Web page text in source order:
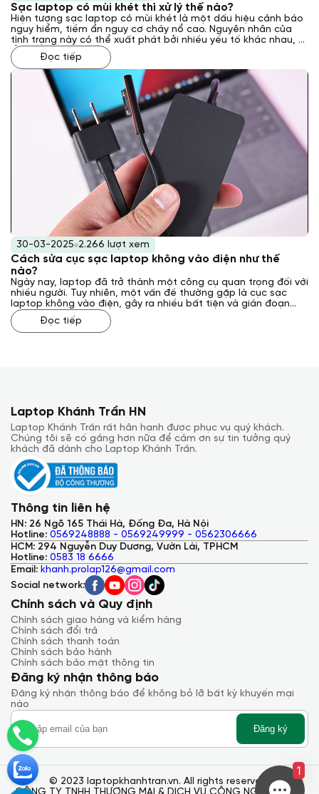
Sạc laptop có mùi khét thì xử lý thế nào?
Hiện tượng sạc laptop có mùi khét là một dấu hiệu cảnh báo
nguy hiểm, tiềm ẩn nguy cơ cháy nổ cao. Nguyên nhân của
tình trạng này có thể xuất phát bởi nhiều yếu tố khác nhau, từ
lỗi kỹ thuật bên trong sạc đến các vấn đề về nguồn điện hoặc
môi trường sử dụng. Vậy phải xử lý như thế nào khi gặp phải
tình trạng này? Laptop Khánh Trần sẽ giải đáp cho bạn qua
bài viết sau đây.
Đọc tiếp
30-03-2025 2.266 lượt xem
Cách sửa cục sạc laptop không vào điện như thế
nào?
Ngày nay, laptop đã trở thành một công cụ quan trọng đối với
nhiều người. Tuy nhiên, một vấn đề thường gặp là cục sạc
laptop không vào điện, gây ra nhiều bất tiện và gián đoạn
công việc. Vậy, cách sửa cục sạc laptop không vào điện như
thế nào? Laptop Khánh Trần sẽ giải đáp cho bạn qua bài viết
sau đây.
Đọc tiếp
Laptop Khánh Trần HN
Laptop Khánh Trần rất hân hạnh được phục vụ quý khách.
Chúng tôi sẽ cố gắng hơn nữa để cảm ơn sự tin tưởng quý
khách đã dành cho Laptop Khánh Trần.
Thông tin liên hệ
HN: 26 Ngõ 165 Thái Hà, Đống Đa, Hà Nội
Hotline: 0569248888 - 0569249999 - 0562306666
HCM: 294 Nguyễn Duy Dương, Vườn Lài, TPHCM
Hotline: 0583 18 6666
Email: khanh.prolap126@gmail.com
Social network:
Chính sách và Quy định
Chính sách giao hàng và kiểm hàng
Chính sách đổi trả
Chính sách thanh toán
Chính sách bảo hành
Chính sách bảo mật thông tin
Đăng ký nhận thông báo
Đăng ký nhận thông báo để không bỏ lỡ bất kỳ khuyến mại
nào
Đăng ký
© 2023 laptopkhanhtran.vn. All rights reserved.
1